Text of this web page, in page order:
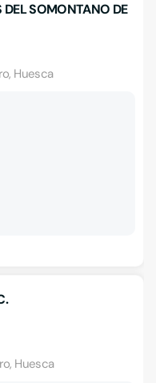
DEL SOMONTANO DE
Huesca
Huesca